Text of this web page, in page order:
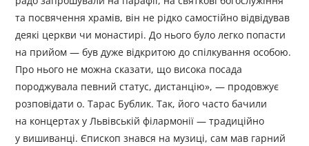
та посвячення храмів, він не рідко самостійно відвідував
деякі церкви чи монастирі. До нього було легко попасти
на прийом — був дуже відкритою до спілкування особою.
Про нього не можна сказати, що висока посада
породжувала певний статус, дистанцію», — продовжує
розповідати о. Тарас Бублик. Так, його часто бачили
на концертах у Львівській філармонії — традиційно
у вишиванці. Єпископ знався на музиці, сам мав гарний